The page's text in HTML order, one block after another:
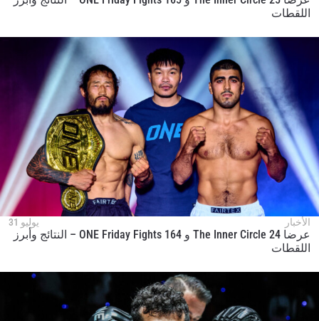
اللقطات
الأخبار يوليو 31
عرضا The Inner Circle 24 و ONE Friday Fights 164 – النتائج وأبرز
اللقطات